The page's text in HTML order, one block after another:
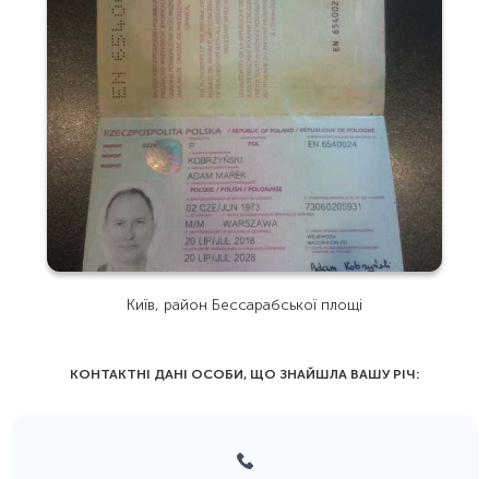
Київ, район Бессарабської площі
КОНТАКТНІ ДАНІ ОСОБИ, ЩО ЗНАЙШЛА ВАШУ РIЧ: